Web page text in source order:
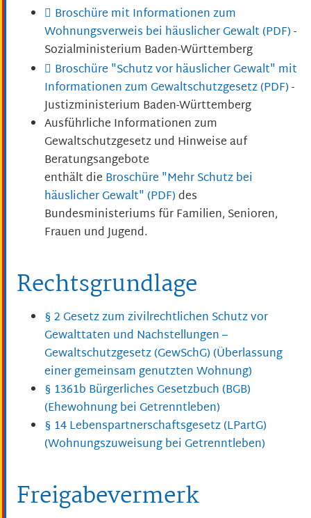
Broschüre mit Informationen zum
Wohnungsverweis bei häuslicher Gewalt (PDF)-
Sozialministerium Baden-Württemberg
Broschüre "Schutz vor häuslicher Gewalt" mit
Informationen zum Gewaltschutzgesetz (PDF)-
Justizministerium Baden-Württemberg
Ausführliche Informationen zum
Gewaltschutzgesetz und Hinweise auf
Beratungsangebote
enthält die Broschüre "Mehr Schutz bei
häuslicher Gewalt" (PDF)des
Bundesministeriums für Familien, Senioren,
Frauen und Jugend.
Rechtsgrundlage
§ 2 Gesetz zum zivilrechtlichen Schutz vor
Gewalttaten und Nachstellungen –
Gewaltschutzgesetz (GewSchG) (Überlassung
einer gemeinsam genutzten Wohnung)
§ 1361b Bürgerliches Gesetzbuch (BGB)
(Ehewohnung bei Getrenntleben)
§ 14 Lebenspartnerschaftsgesetz (LPartG)
(Wohnungszuweisung bei Getrenntleben)
Freigabevermerk